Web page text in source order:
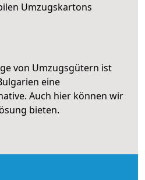
Umzugskartons
von Umzugsgütern ist
eine
Auch hier können wir
bieten.